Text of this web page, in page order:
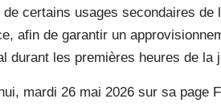
certains usages secondaires de
afin de garantir un
durant les premières heures de la
mardi 26 mai 2026 sur sa page